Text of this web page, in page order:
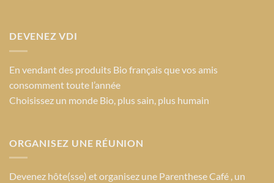
DEVENEZ VDI
En vendant des produits Bio français que vos amis
consomment toute l’année
Choisissez un monde Bio , plus sain, plus humain
ORGANISEZ UNE RÉUNION
Devenez hôte(sse) et organisez une Parenthese Café , un